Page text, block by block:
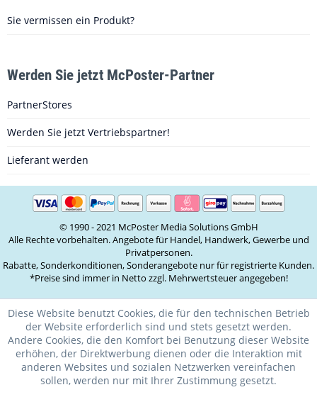
Sie vermissen ein Produkt?
Werden Sie jetzt McPoster-Partner
PartnerStores
Werden Sie jetzt Vertriebspartner!
Lieferant werden
© 1990 - 2021 McPoster Media Solutions GmbH
Alle Rechte vorbehalten. Angebote für Handel, Handwerk, Gewerbe und
Privatpersonen.
Rabatte, Sonderkonditionen, Sonderangebote nur für registrierte Kunden.
*Preise sind immer in Netto zzgl. Mehrwertsteuer angegeben!
Diese Website benutzt Cookies, die für den technischen Betrieb
der Website erforderlich sind und stets gesetzt werden.
Andere Cookies, die den Komfort bei Benutzung dieser Website
erhöhen, der Direktwerbung dienen oder die Interaktion mit
anderen Websites und sozialen Netzwerken vereinfachen
sollen, werden nur mit Ihrer Zustimmung gesetzt.